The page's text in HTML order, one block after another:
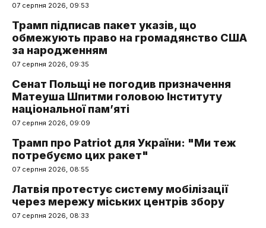
07 серпня 2026, 09:53
Трамп підписав пакет указів, що
обмежують право на громадянство США
за народженням
07 серпня 2026, 09:35
Сенат Польщі не погодив призначення
Матеуша Шпитми головою Інституту
національної пам’яті
07 серпня 2026, 09:09
Трамп про Patriot для України: "Ми теж
потребуємо цих ракет"
07 серпня 2026, 08:55
Латвія протестує систему мобілізації
через мережу міських центрів збору
07 серпня 2026, 08:33